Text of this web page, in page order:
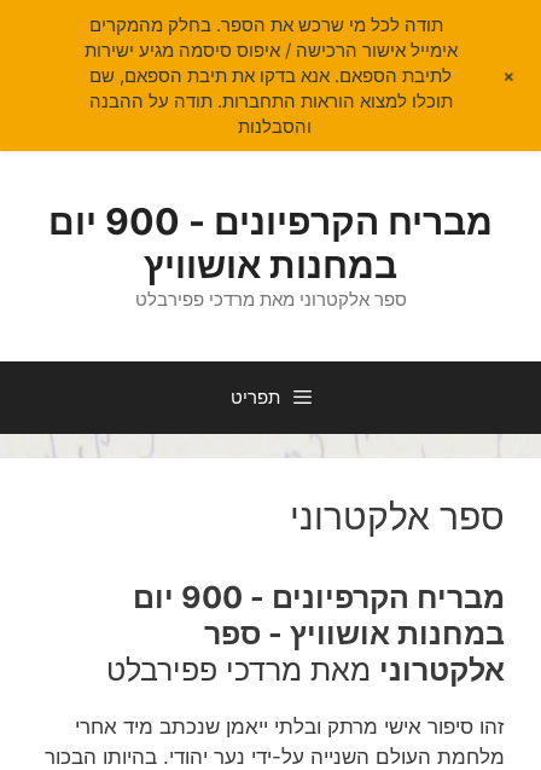
מבריח הקרפיונים - 900 יום
במחנות אושוויץ
ספר אלקטרוני מאת מרדכי פפירבלט
תפריט
ספר אלקטרוני
מבריח הקרפיונים - 900 יום
במחנות אושוויץ - ספר
אלקטרוני מאת מרדכי פפירבלט
זהו סיפור אישי מרתק ובלתי ייאמן שנכתב מיד אחרי
מלחמת העולם השנייה על-ידי נער יהודי. בהיותו הבכור
תודה לכל מי שרכש את הספר. בחלק מהמקרים
אימייל אישור הרכישה / איפוס סיסמה מגיע ישירות
לתיבת הספאם. אנא בדקו את תיבת הספאם, שם
תוכלו למצוא הוראות התחברות. תודה על ההבנה
והסבלנות
+